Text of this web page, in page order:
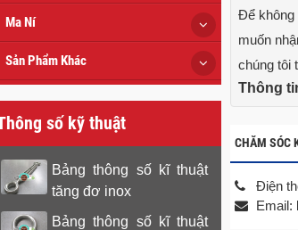
Để không
muốn
chúng tôi
Thông
CHĂM SÓC
Điện
Email:
Ma Ní
Sản Phẩm Khác
số kỹ thuật
Bảng thông số kĩ thuật
tăng đơ inox
Bảng thông số kĩ thuật